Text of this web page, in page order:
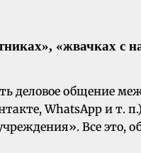
«жвачках с
деловое общение
WhatsApp и
Все это,